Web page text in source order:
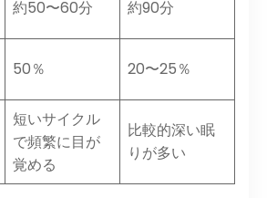
約50〜60分 約90分
50％ 20〜25％
短いサイクル
で頻繁に目が
覚める
比較的深い眠
りが多い